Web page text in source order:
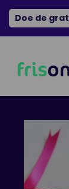
Ga
naar
de
Doe de